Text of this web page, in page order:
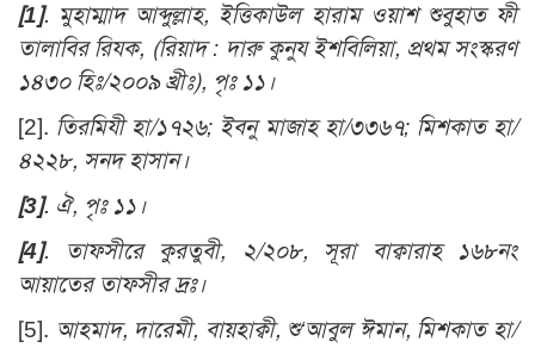
[1]. মুহাম্মাদ আব্দুল্লাহ, ইত্তিকাউল হারাম ওয়াশ শুবুহাত ফী
তালাবির রিযক, (রিয়াদ : দারু কুনুয ইশবিলিয়া, প্রথম সংস্করণ
১৪৩০ হিঃ/২০০৯ খ্রীঃ), পৃঃ ১১।
[2]. তিরমিযী হা/১৭২৬; ইবনু মাজাহ হা/৩৩৬৭; মিশকাত হা/
৪২২৮, সনদ হাসান।
[3]. ঐ, পৃঃ ১১।
[4]. তাফসীরে কুরতুবী, ২/২০৮, সূরা বাক্বারাহ ১৬৮নং
আয়াতের তাফসীর দ্রঃ।
[5]. আহমাদ, দারেমী, বায়হাক্বী, শু‘আবুল ঈমান, মিশকাত হা/